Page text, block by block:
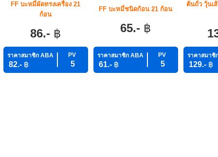
FF บะหมี่ผัดทรงเครื่อง 21
ก้อน
86.- ฿
ราคาสมาชิก ABA PV
82.- ฿ 5
FF บะหมี่ชนิดก้อน 21 ก้อน
65.- ฿
ราคาสมาชิก ABA PV
61.- ฿ 5
ต้นถั่ว วุ้นเ
ราคาสมาชิ
129.- ฿